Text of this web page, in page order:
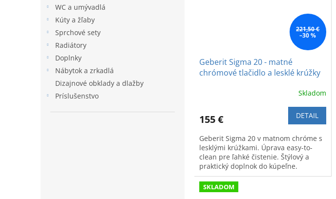
WC a umývadlá
Kúty a žľaby
Sprchové sety
Radiátory
Doplnky
Nábytok a zrkadlá
Dizajnové obklady a dlažby
Príslušenstvo
221,50 €
–30 %
Geberit Sigma 20 - matné
chrómové tlačidlo a lesklé krúžky
Skladom
155 € DETAIL
Geberit Sigma 20 v matnom chróme s
lesklými krúžkami. Úprava easy-to-
clean pre ľahké čistenie. Štýlový a
praktický doplnok do kúpeľne.
SKLADOM